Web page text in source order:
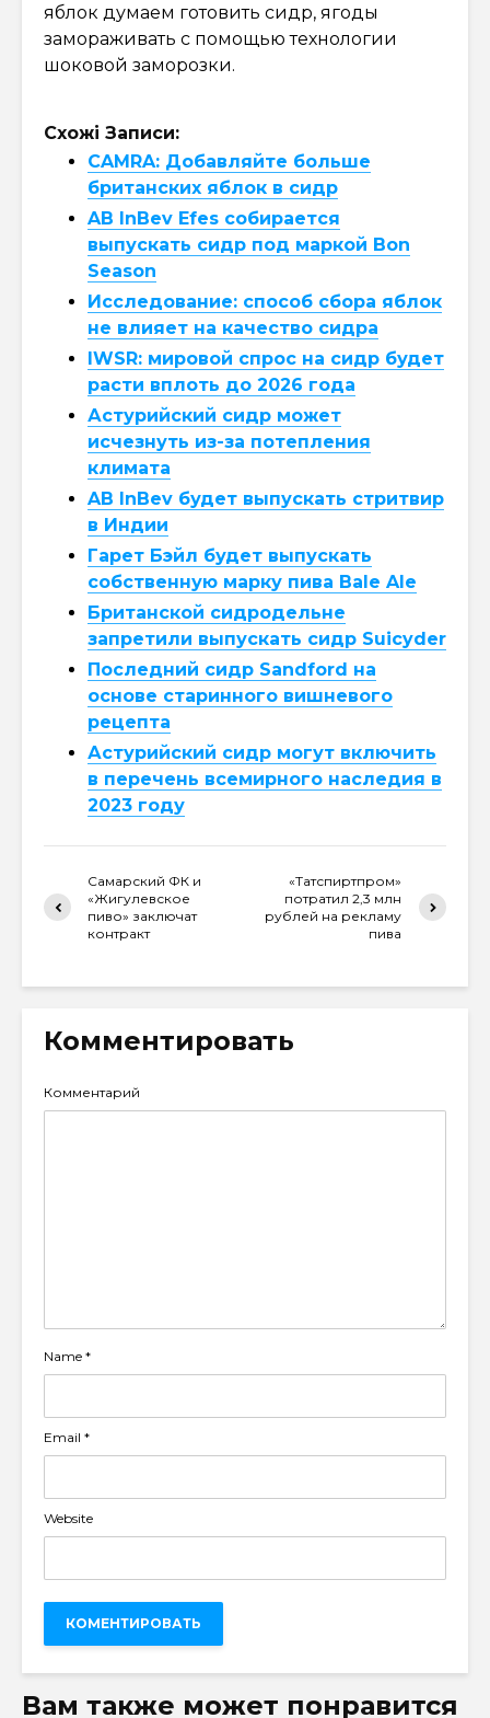
яблок думаем готовить сидр, ягоды
замораживать с помощью технологии
шоковой заморозки.
Схожі Записи:
CAMRA: Добавляйте больше
британских яблок в сидр
AB InBev Efes собирается
выпускать сидр под маркой Bon
Season
Исследование: способ сбора яблок
не влияет на качество сидра
IWSR: мировой спрос на сидр будет
расти вплоть до 2026 года
Астурийский сидр может
исчезнуть из-за потепления
климата
AB InBev будет выпускать стритвир
в Индии
Гарет Бэйл будет выпускать
собственную марку пива Bale Ale
Британской сидродельне
запретили выпускать сидр Suicyder
Последний сидр Sandford на
основе старинного вишневого
рецепта
Астурийский сидр могут включить
в перечень всемирного наследия в
2023 году
Самарский ФК и
«Жигулевское
пиво» заключат
контракт
«Татспиртпром»
потратил 2,3 млн
рублей на рекламу
пива
Комментировать
Комментарий
Name *
Email *
Website
Вам также может понравится